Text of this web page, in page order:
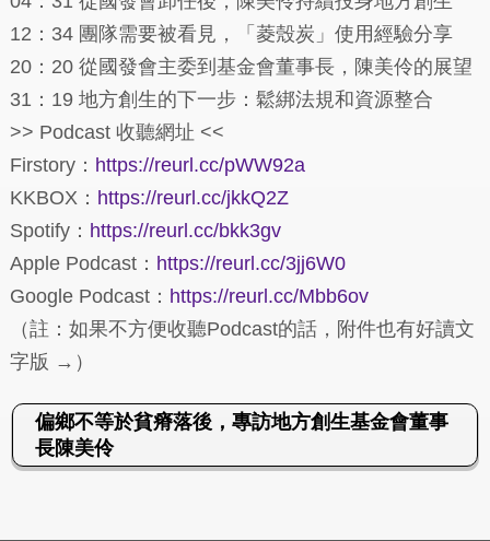
12：34 團隊需要被看見，「菱殼炭」使用經驗分享
20：20 從國發會主委到基金會董事長，陳美伶的展望
31：19 地方創生的下一步：鬆綁法規和資源整合
>> Podcast 收聽網址 <<
Firstory： https://reurl.cc/pWW92a
KKBOX： https://reurl.cc/jkkQ2Z
Spotify： https://reurl.cc/bkk3gv
Apple Podcast： https://reurl.cc/3jj6W0
Google Podcast： https://reurl.cc/Mbb6ov
（註：如果不方便收聽Podcast的話，附件也有好讀文
字版 →）
偏鄉不等於貧瘠落後，專訪地方創生基金會董事
長陳美伶